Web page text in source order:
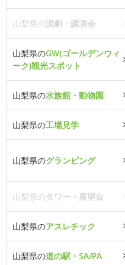
山梨県の演劇・講演会
山梨県のGW(ゴールデンウィ
ーク)観光スポット
山梨県の水族館・動物園
山梨県の工場見学
山梨県のグランピング
山梨県のタワー・展望台
山梨県のアスレチック
山梨県の道の駅・SA/PA